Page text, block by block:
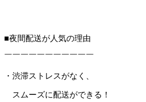
■夜間配送が人気の理由
￣￣￣￣￣￣￣￣￣￣￣
・渋滞ストレスがなく、
スムーズに配送ができる！